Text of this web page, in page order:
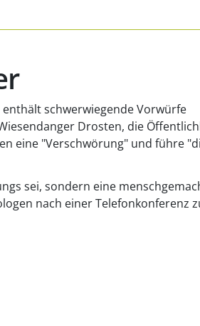
enthält schwerwiegende Vorwürfe
Drosten, die
eine "Verschwörung" und führe
sei, sondern eine
nach einer Telefonkonferenz